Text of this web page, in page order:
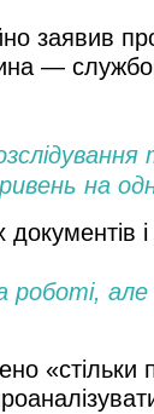
заявив
—
на
роботі,
«стільки